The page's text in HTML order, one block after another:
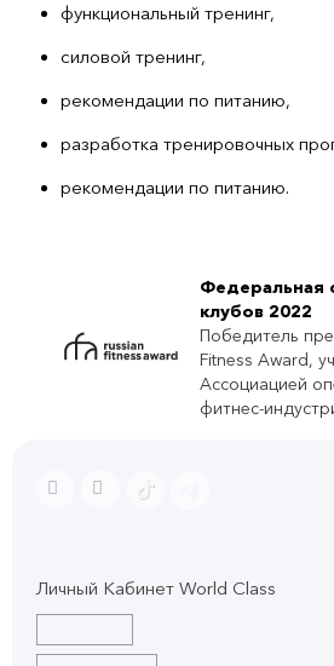
функциональный тренинг,
силовой тренинг,
рекомендации по питанию,
разработка тренировочных
рекомендации по питанию.
Федеральная
клубов 2022
Победитель
Fitness Award,
Ассоциацией
фитнес-
Личный Кабинет World Class